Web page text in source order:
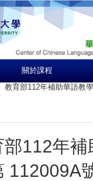
關於課程
教育部112年補助華語教
部112年
112009A